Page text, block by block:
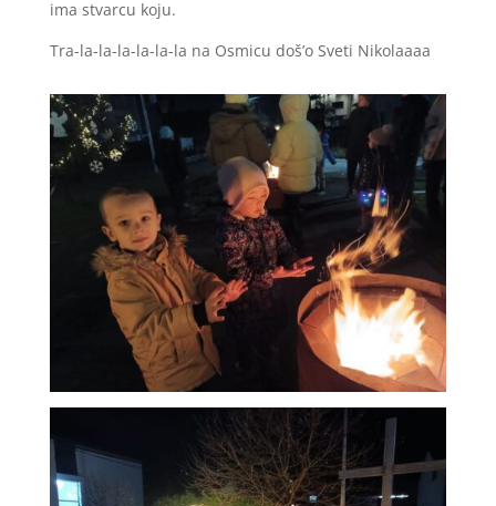
ima stvarcu koju.
Tra-la-la-la-la-la-la na Osmicu doš’o Sveti Nikolaaaa